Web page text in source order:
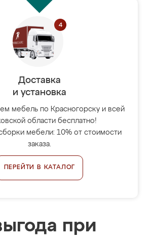
Доставка
и установка
мебель по Красногорску и всей
области бесплатно!
мебели: 10% от стоимости
заказа.
ПЕРЕЙТИ В КАТАЛОГ
при